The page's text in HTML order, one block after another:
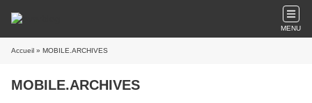
MENU
Accueil » MOBILE.ARCHIVES
MOBILE.ARCHIVES